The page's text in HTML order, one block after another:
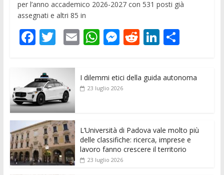
per l’anno accademico 2026-2027 con 531 posti già
assegnati e altri 85 in
F
e
b
o
o
k
T
itt
er
E
ai
l
W
s
p
M
ss
e
er
R
di
Li
e
C
di
I dilemmi etici della guida autonoma
23 luglio 2026
L’Università di Padova vale molto più
delle classifiche: ricerca, imprese e
lavoro fanno crescere il territorio
23 luglio 2026